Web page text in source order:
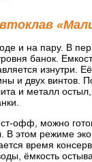
и на пару. В
банок.
изнутри.
и двух винтов.
и металл
офф, можно
В этом режиме
время
ёмкость